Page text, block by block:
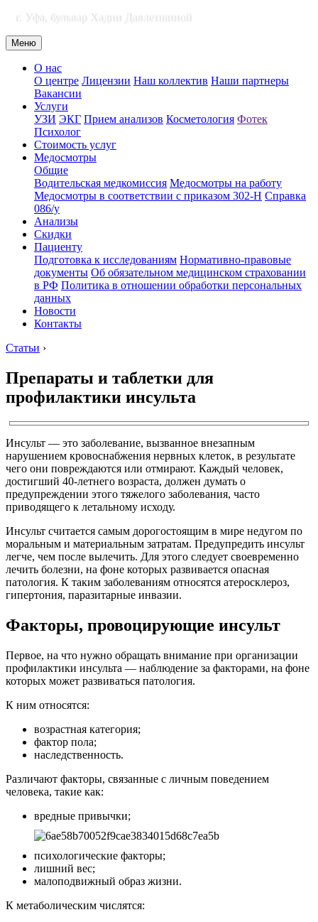
г. Уфа, бульвар Хадии Давлетшиной
Меню
О нас
О центре Лицензии Наш коллектив Наши партнеры
Вакансии
Услуги
УЗИ ЭКГ Прием анализов Косметология Фотек
Психолог
Стоимость услуг
Медосмотры
Общие
Водительская медкомиссия Медосмотры на работу
Медосмотры в соответствии с приказом 302-Н Справка
086/у
Анализы
Скидки
Пациенту
Подготовка к исследованиям Нормативно-правовые
документы Об обязательном медицинском страховании
в РФ Политика в отношении обработки персональных
данных
Новости
Контакты
Статьи ›
Препараты и таблетки для
профилактики инсульта
Инсульт — это заболевание, вызванное внезапным
нарушением кровоснабжения нервных клеток, в результате
чего они повреждаются или отмирают. Каждый человек,
достигший 40-летнего возраста, должен думать о
предупреждении этого тяжелого заболевания, часто
приводящего к летальному исходу.
Инсульт считается самым дорогостоящим в мире недугом по
моральным и материальным затратам. Предупредить инсульт
легче, чем после вылечить. Для этого следует своевременно
лечить болезни, на фоне которых развивается опасная
патология. К таким заболеваниям относятся атеросклероз,
гипертония, паразитарные инвазии.
Факторы, провоцирующие инсульт
Первое, на что нужно обращать внимание при организации
профилактики инсульта — наблюдение за факторами, на фоне
которых может развиваться патология.
К ним относятся:
возрастная категория;
фактор пола;
наследственность.
Различают факторы, связанные с личным поведением
человека, такие как:
вредные привычки;
психологические факторы;
лишний вес;
малоподвижный образ жизни.
К метаболическим числятся: